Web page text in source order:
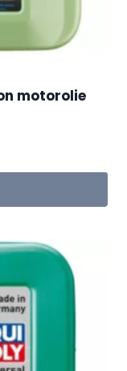
motorolie